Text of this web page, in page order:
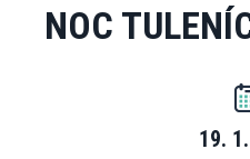
NOC
19.